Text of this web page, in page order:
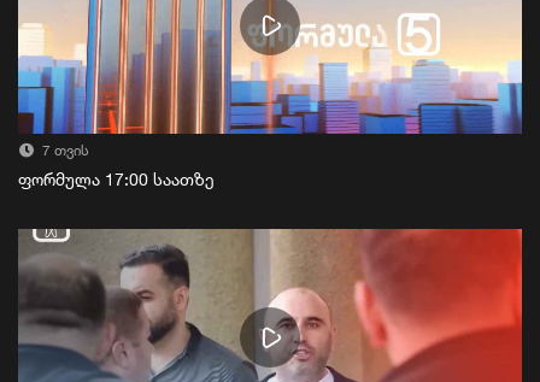
7 თვის
ფორმულა 17:00 საათზე